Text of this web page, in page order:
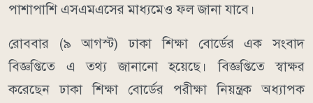
পাশাপাশি এসএমএসের মাধ্যমেও ফল জানা যাবে।
রোববার (৯ আগস্ট) ঢাকা শিক্ষা বোর্ডের এক সংবাদ
বিজ্ঞপ্তিতে এ তথ্য জানানো হয়েছে। বিজ্ঞপ্তিতে স্বাক্ষর
করেছেন ঢাকা শিক্ষা বোর্ডের পরীক্ষা নিয়ন্ত্রক অধ্যাপক